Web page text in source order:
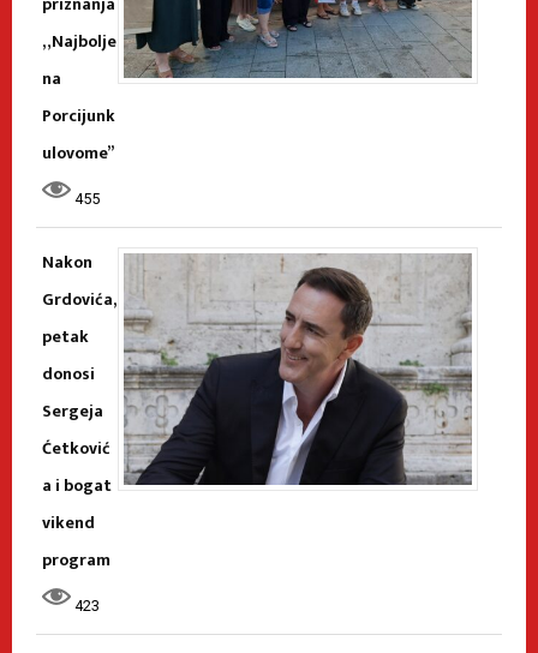
„Najbolje
na
Porcijunk
ulovome”
455
Nakon
Grdovića,
petak
donosi
Sergeja
Ćetković
a i bogat
vikend
program
423